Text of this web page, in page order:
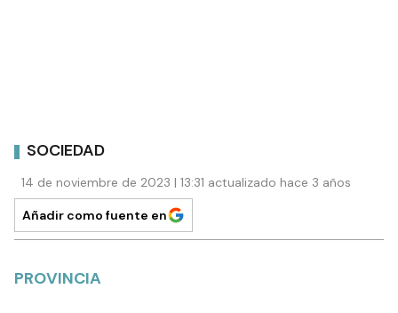
SOCIEDAD
14 de noviembre de 2023 | 13:31 actualizado hace 3 años
Añadir como fuente en
PROVINCIA